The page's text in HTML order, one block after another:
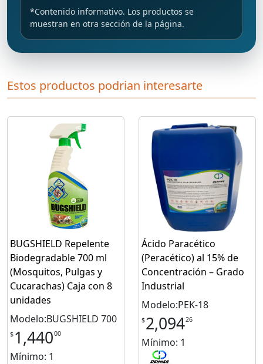
*Contenido informativo. Los productos se
muestran en otra sección de la página.
Estos productos podrian interesarte
BUGSHIELD Repelente
Biodegradable 700 ml
(Mosquitos, Pulgas y
Cucarachas) Caja con 8
unidades
Modelo:BUGSHIELD 700
$ 1,44000
Mínimo: 1
Ácido Paracético
(Peracético) al 15% de
Concentración – Grado
Industrial
Modelo:PEK-18
$2,09426
Mínimo: 1